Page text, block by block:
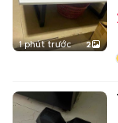
1 phút trước 2